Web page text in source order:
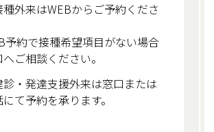
種外来はWEBからご予約くださ
予約で接種希望項目がない場合
ご相談ください。
診・発達支援外来は窓口または
て予約を承ります。